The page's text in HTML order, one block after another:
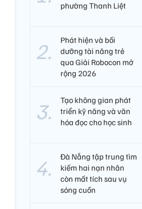
phường Thanh Liệt
Phát hiện và bồi
dưỡng tài năng trẻ
qua Giải Robocon mở
rộng 2026
Tạo không gian phát
triển kỹ năng và văn
hóa đọc cho học sinh
Đà Nẵng tập trung tìm
kiếm hai nạn nhân
còn mất tích sau vụ
sóng cuốn